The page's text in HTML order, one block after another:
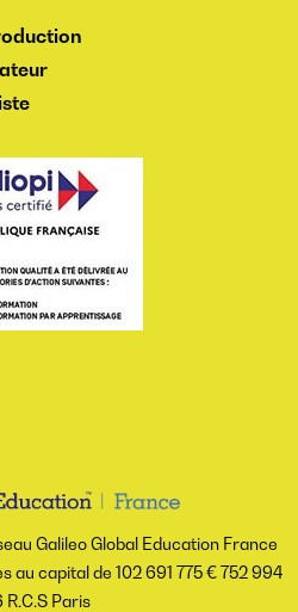
Galileo Global Education France
au capital de 102 691 775 € 752 994
R.C.S Paris